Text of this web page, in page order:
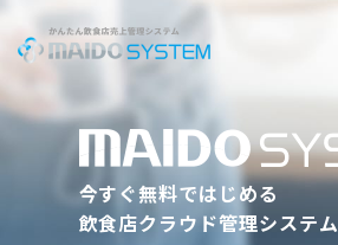
今すぐ無料ではじめる
飲食店クラウド管理システム